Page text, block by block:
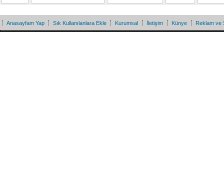
Anasayfam Yap Sık Kullanılanlara Ekle Kurumsal İletişim Künye Reklam ve